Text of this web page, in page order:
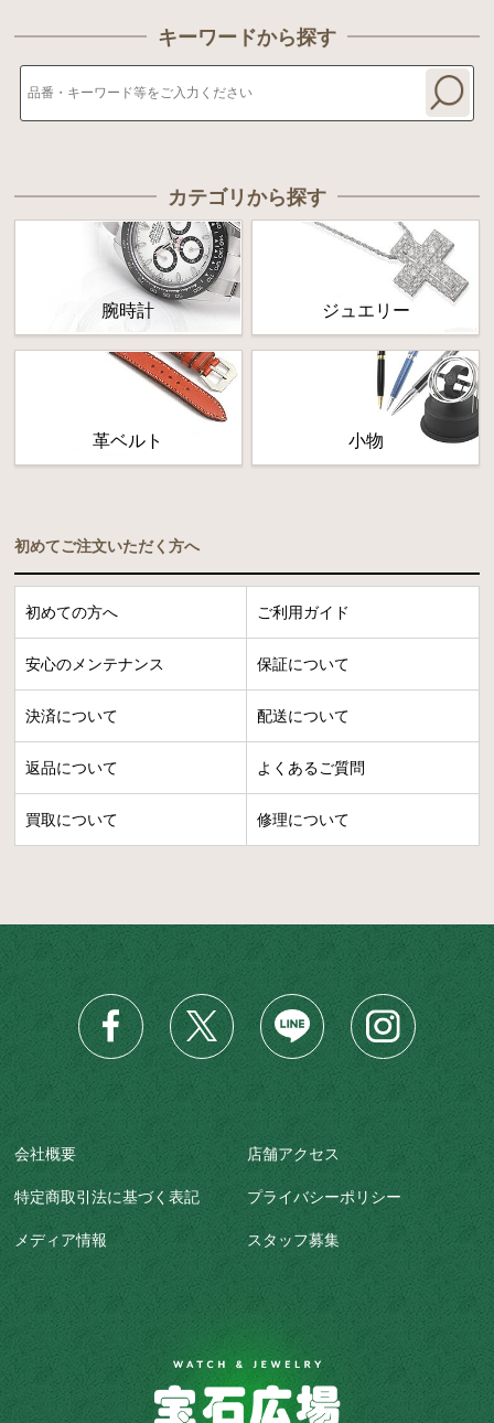
キーワードから探す
カテゴリから探す
腕時計 ジュエリー
革ベルト 小物
初めてご注文いただく方へ
初めての方へ ご利用ガイド
安心のメンテナンス 保証について
決済について 配送について
返品について よくあるご質問
買取について 修理について
会社概要 店舗アクセス
特定商取引法に基づく表記 プライバシーポリシー
メディア情報 スタッフ募集